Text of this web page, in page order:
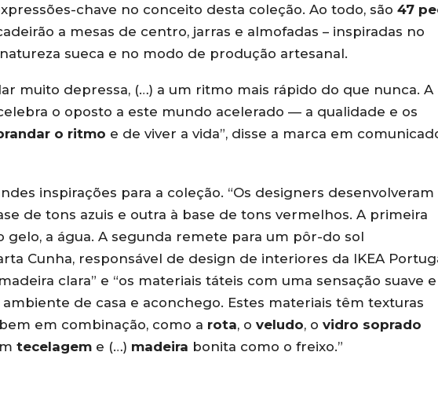
chave no conceito desta coleção. Ao todo, são 47
a mesas de centro, jarras e almofadas – inspiradas no
sueca e no modo de produção artesanal.
muito depressa, (…) a um ritmo mais rápido do que nunca. A
o oposto a este mundo acelerado — a qualidade e os
o ritmo e de viver a vida”, disse a marca em
inspirações para a coleção. “Os designers desenvolveram
de tons azuis e outra à base de tons vermelhos. A primeira
gelo, a água. A segunda remete para um pôr-do sol
Cunha, responsável de design de interiores da IKEA
clara” e “os materiais táteis com uma sensação suave e
ambiente de casa e aconchego. Estes materiais têm texturas
em combinação, como a rota, o veludo, o vidro soprado
tecelagem e (…) madeira bonita como o freixo.”